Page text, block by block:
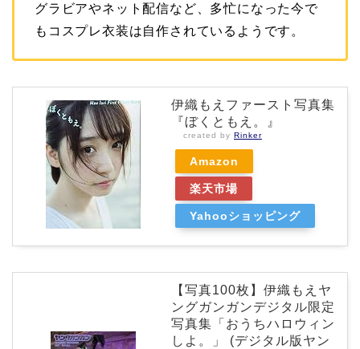
グラビアやネット配信など、多忙になった今で
もコスプレ衣装は自作されているようです。
伊織もえファースト写真集
『ぼくともえ。』
created by Rinker
Amazon
楽天市場
Yahooショッピング
【写真100枚】伊織もえヤ
ングガンガンデジタル限定
写真集「おうちハロウィン
しよ。」 (デジタル版ヤン